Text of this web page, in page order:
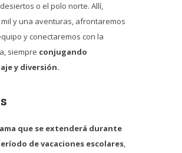
o el polo norte. Allí,
y una aventuras, afrontaremos
y conectaremos con la
siempre conjugando
y diversión.
que se extenderá durante
de vacaciones escolares,